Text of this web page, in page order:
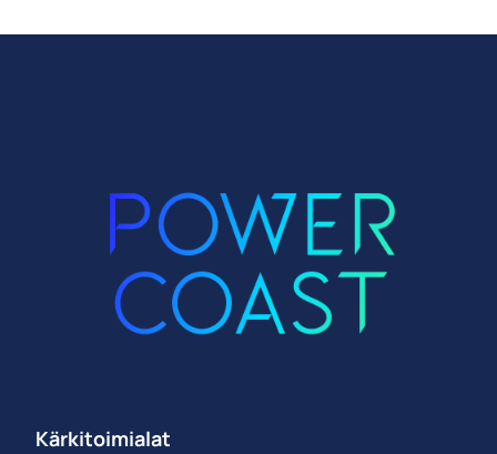
Kärkitoimialat